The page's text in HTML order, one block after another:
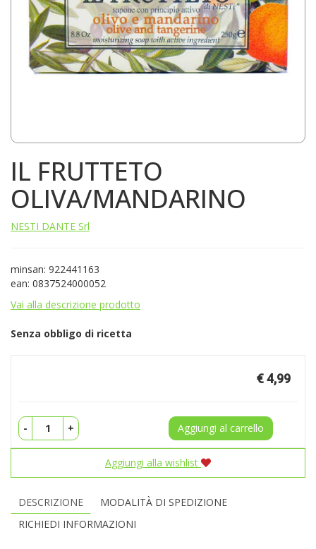
IL FRUTTETO
OLIVA/MANDARINO
NESTI DANTE Srl
minsan: 922441163
ean: 0837524000052
Vai alla descrizione prodotto
Senza obbligo di ricetta
€ 4,99
- + Aggiungi al carrello
Aggiungi alla wishlist
DESCRIZIONE
MODALITÀ DI SPEDIZIONE
RICHIEDI INFORMAZIONI